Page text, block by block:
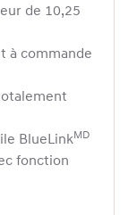
de 10,25
à commande
BlueLinkMD
fonction